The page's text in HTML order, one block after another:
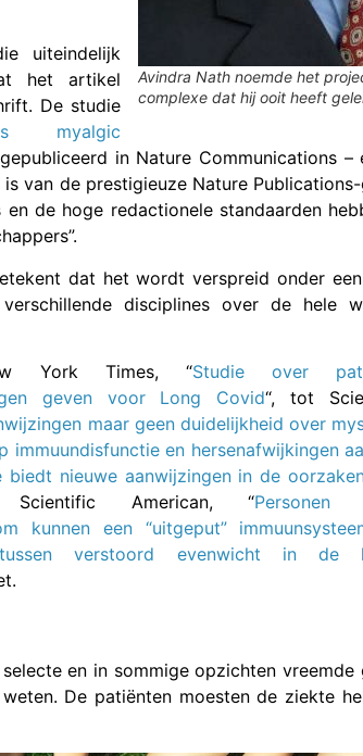
Avindra Nath noemde het
complexe dat hij ooit heeft
uiteindelijk
het artikel
De studie
myalgic
in Nature Communications –
van de prestigieuze Nature
de hoge redactionele standaarden
dat het wordt verspreid onder
disciplines over de hele
York Times, “Studie over
geven voor Long Covid“, tot
maar geen duidelijkheid over
en hersenafwijkingen
biedt nieuwe aanwijzingen in de
American, “Personen
kunnen een “uitgeput”
tussen verstoord evenwicht in de
en in sommige opzichten
De patiënten moesten de ziekte